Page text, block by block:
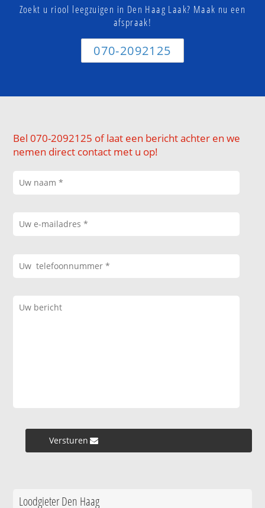
Zoekt u riool leegzuigen in Den Haag Laak? Maak nu een
afspraak!
070-2092125
Bel 070-2092125 of laat een bericht achter en we
nemen direct contact met u op!
Versturen »
Loodgieter Den Haag